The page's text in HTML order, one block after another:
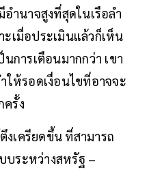
ำนาจสูงที่สุดในเรือลำ
ะเมื่อประเมินแล้วก็เห็น
การเตือนมากกว่า เขา
ให้รอดเงื่อนไขที่อาจจะ
รั้ง
เครียดขึ้น ที่สามารถ
บระหว่างสหรัฐ –